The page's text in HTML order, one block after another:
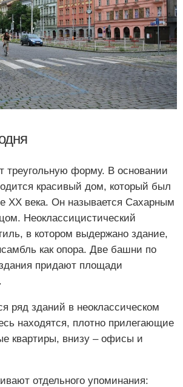
треугольную форму. В основании
красивый дом, который был
ХХ века. Он называется Сахарным
Неоклассицистический
в котором выдержано здание,
как опора. Две башни по
придают площади
ряд зданий в неоклассическом
находятся, плотно прилегающие
квартиры, внизу – офисы и
отдельного упоминания: